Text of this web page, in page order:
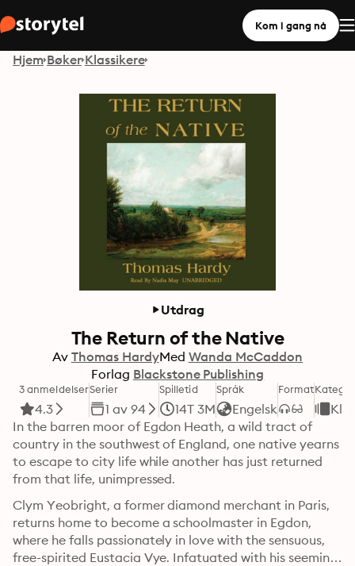
Kom i gang nå
Hjem Bøker Klassikere
Utdrag
The Return of the Native
Av Thomas HardyMed Wanda McCaddon
Forlag Blackstone Publishing
3 anmeldelser
4.3
Serier
1 av 94
Spilletid
14T 3M
Språk
Engelsk
Format
In the barren moor of Egdon Heath, a wild tract of
country in the southwest of England, one native yearns
to escape to city life while another has just returned
from that life, unimpressed.
Clym Yeobright, a former diamond merchant in Paris,
returns home to become a schoolmaster in Egdon,
where he falls passionately in love with the sensuous,
free-spirited Eustacia Vye. Infatuated with his seeming